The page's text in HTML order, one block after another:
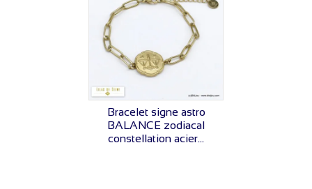
VOIR LE PRIX
Bracelet signe astro
BALANCE zodiacal
constellation acier...